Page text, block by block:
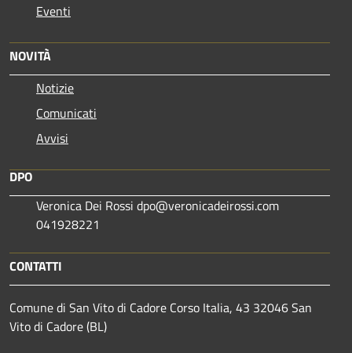
Eventi
NOVITÀ
Notizie
Comunicati
Avvisi
DPO
Veronica Dei Rossi dpo@veronicadeirossi.com
041928221
CONTATTI
Comune di San Vito di Cadore Corso Italia, 43 32046 San
Vito di Cadore (BL)